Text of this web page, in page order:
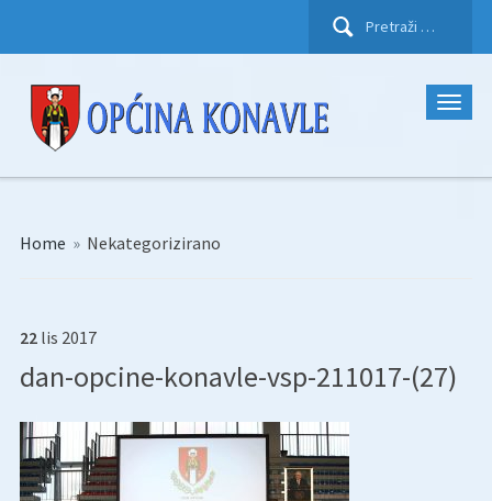
Pretraži:
Home » Nekategorizirano
22 lis 2017
dan-opcine-konavle-vsp-211017-(27)